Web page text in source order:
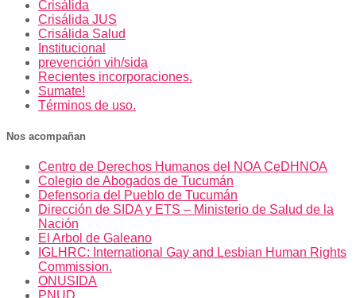
Crisálida
Crisálida JUS
Crisálida Salud
Institucional
prevención vih/sida
Recientes incorporaciones.
Sumate!
Términos de uso.
Nos acompañan
Centro de Derechos Humanos del NOA CeDHNOA
Colegio de Abogados de Tucumán
Defensoria del Pueblo de Tucumán
Dirección de SIDA y ETS – Ministerio de Salud de la
Nación
El Arbol de Galeano
IGLHRC: International Gay and Lesbian Human Rights
Commission.
ONUSIDA
PNUD